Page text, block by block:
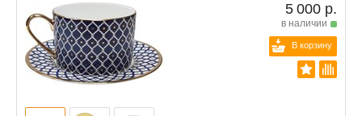
5 000 р.
в наличии
В корзину